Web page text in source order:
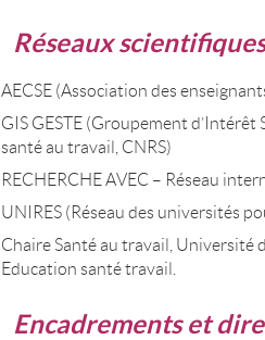
Réseaux scientifiques
AECSE (Association des
GIS GESTE (Groupement
santé au travail, CNRS)
RECHERCHE AVEC – Réseau
UNIRES (Réseau des universités
Chaire Santé au travail, Université
Education santé travail.
Encadrements et